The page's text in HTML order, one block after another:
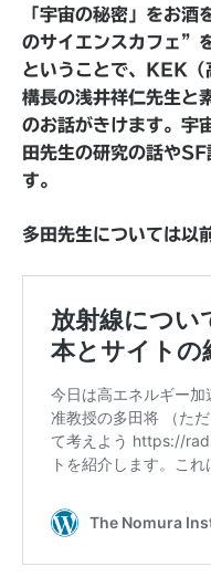
「宇宙の秘密」をお
のサイエンスカフェ”
ということで、KEK（
構長の浅井祥仁先生と
のお話がきけます。宇
田先生の研究の話や
す。
多田先生については以